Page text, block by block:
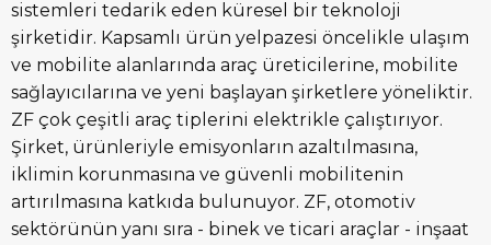
sistemleri tedarik eden küresel bir teknoloji
şirketidir. Kapsamlı ürün yelpazesi öncelikle ulaşım
ve mobilite alanlarında araç üreticilerine, mobilite
sağlayıcılarına ve yeni başlayan şirketlere yöneliktir.
ZF çok çeşitli araç tiplerini elektrikle çalıştırıyor.
Şirket, ürünleriyle emisyonların azaltılmasına,
iklimin korunmasına ve güvenli mobilitenin
artırılmasına katkıda bulunuyor. ZF, otomotiv
sektörünün yanı sıra - binek ve ticari araçlar - inşaat